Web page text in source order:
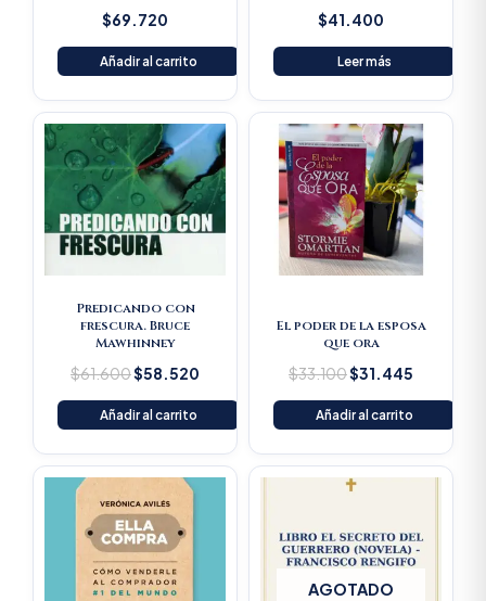
$69.720
Añadir al carrito
$41.400
Leer más
Predicando con
frescura. Bruce
Mawhinney
$61.600
Original
price
was:
$61.600.
$58.520
Current
price
is:
$58.520.
Añadir al carrito
El poder de la esposa
que ora
$33.100
Original
price
was:
$33.100.
$31.445
Current
price
is:
$31.445.
Añadir al carrito
AGOTADO